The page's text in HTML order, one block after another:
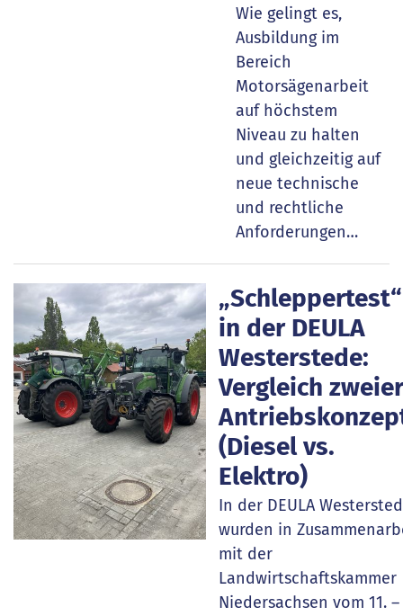
Wie gelingt es,
Ausbildung im
Bereich
Motorsägenarbeit
auf höchstem
Niveau zu halten
und gleichzeitig auf
neue technische
und rechtliche
Anforderungen…
„Schleppertest“
in der DEULA
Westerstede:
Vergleich zweier
(Diesel vs.
Elektro)
In der DEULA
wurden in
mit der
Landwirtschaftskammer
Niedersachsen vom 11. –